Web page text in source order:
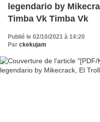
legendario by
Timba Vk Timba Vk
Publié le 02/10/2021 à 14:20
Par ckekujam